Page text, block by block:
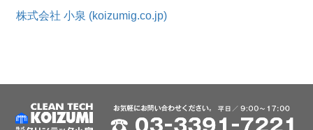
株式会社 小泉 (koizumig.co.jp)